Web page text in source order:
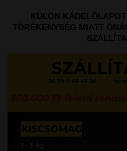
KÜLÖN
TÖRÉKENYSÉG MIATT